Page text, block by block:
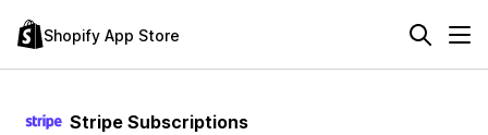
Shopify App Store
Stripe Subscriptions